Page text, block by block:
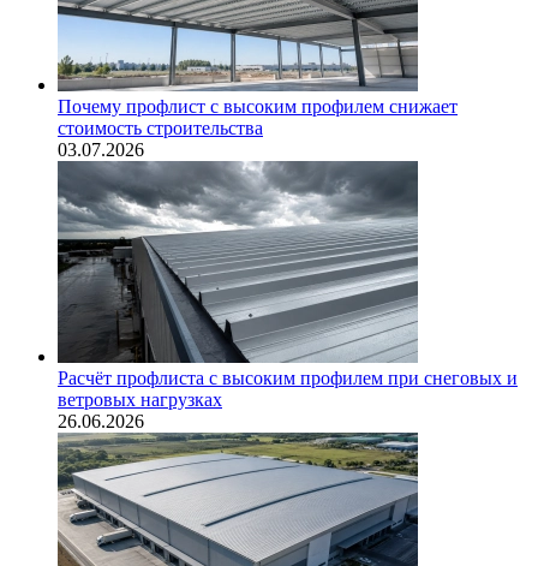
Почему профлист с высоким профилем снижает
стоимость строительства
03.07.2026
Расчёт профлиста с высоким профилем при снеговых и
ветровых нагрузках
26.06.2026